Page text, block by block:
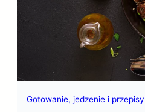
Gotowanie, jedzenie i przepisy